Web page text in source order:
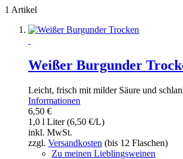
1 Artikel
Weißer Burgunder
Leicht, frisch mit milder Säure und
Informationen
6,50 €
1,0 l Liter (6,50 €/L)
inkl. MwSt.
zzgl. Versandkosten (bis 12 Flaschen)
Zu meinen Lieblingsweinen